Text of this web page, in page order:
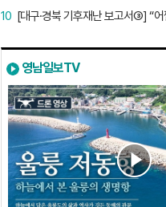
10
영남일보TV